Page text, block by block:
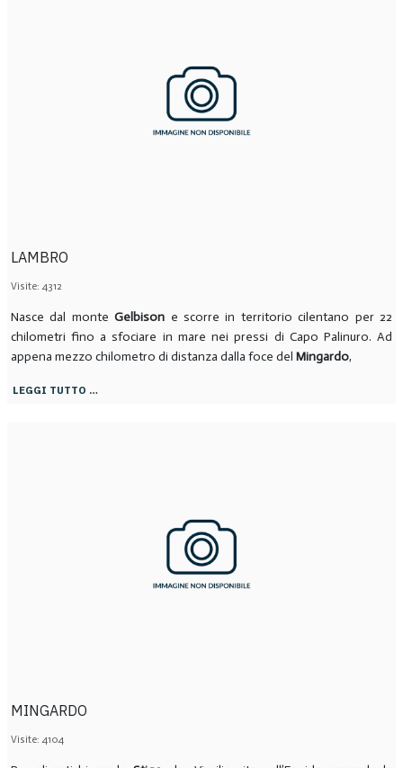
LAMBRO
Visite: 4312
Nasce dal monteGelbison e scorre in territorio cilentano per 22
chilometri fino a sfociare in mare nei pressi di Capo Palinuro. Ad
appena mezzo chilometro di distanza dalla foce del Mingardo,
LEGGI TUTTO …
MINGARDO
Visite: 4104